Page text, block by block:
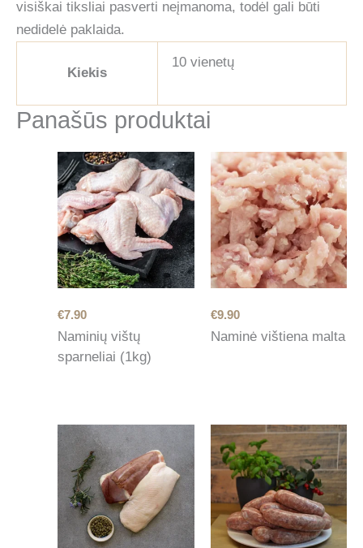
visiškai tiksliai pasverti neįmanoma, todėl gali būti
nedidelė paklaida.
Kiekis
10 vienetų
Panašūs produktai
€7.90
Naminių vištų
sparneliai (1kg)
€9.90
Naminė vištiena malta